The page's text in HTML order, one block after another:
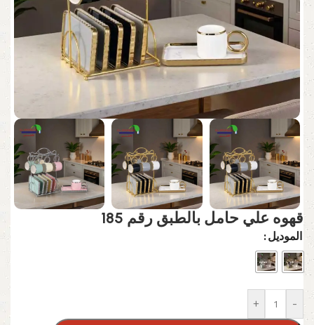
قهوه علي حامل بالطبق رقم 185
الموديل
-
+